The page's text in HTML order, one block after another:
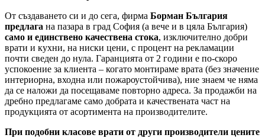
От създаването си и до сега, фирма Борман България
предлага на пазара в град София (а вече и в цяла България)
само и единствено качествена стока, изключително добри
врати и кухни, на ниски цени, с процент на рекламации
почти сведен до нула. Гаранцията от 2 години е по-скоро
успокоение за клиента – когато монтираме врата (без значение
интериорна, входна или пожароустойчива), ние знаем че няма
да се наложи да посещаваме повторно адреса. За продажби на
дребно предлагаме само добрата и качествената част на
продукцията от асортимента на производителите.
При подобни класове врати от други производители цените